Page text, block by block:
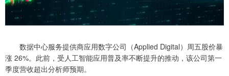
数据中心服务提供商应用数字公司（Applied Digital）周五股价暴
涨 26%。此前，受人工智能应用普及率不断提升的推动，该公司第一
季度营收超出分析师预期。